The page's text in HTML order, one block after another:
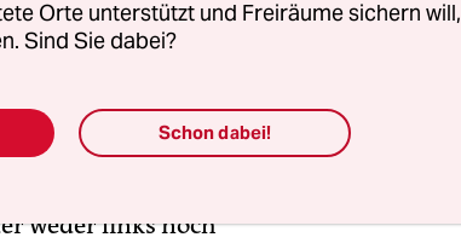
lassen –
und die
weder links noch
Orte unterstützt und Freiräume sichern will,
Sind Sie dabei?
Schon dabei!